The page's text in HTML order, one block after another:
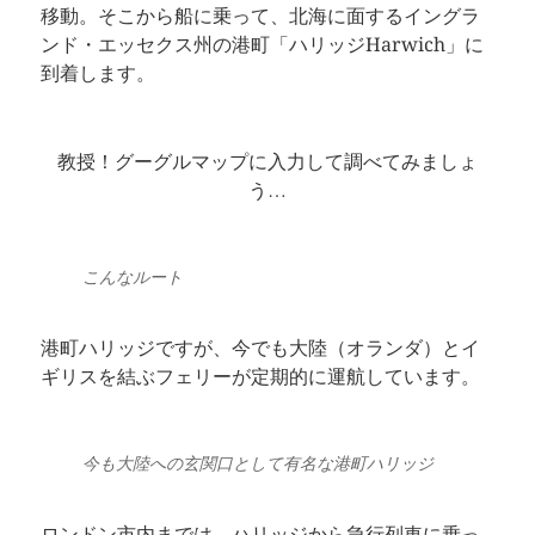
移動。そこから船に乗って、北海に面するイングラ
ンド・エッセクス州の港町「ハリッジHarwich」に
到着します。
教授！グーグルマップに入力して調べてみましょ
う…
こんなルート
港町ハリッジですが、今でも大陸（オランダ）とイ
ギリスを結ぶフェリーが定期的に運航しています。
今も大陸への玄関口として有名な港町ハリッジ